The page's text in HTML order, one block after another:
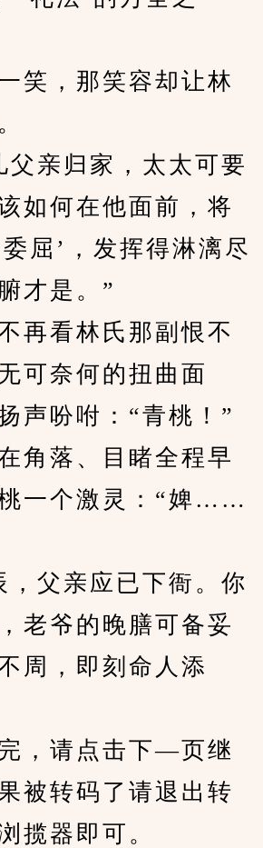
，那笑容却让林
亲归家，太太可要
如何在他面前，将
委屈’，发挥得淋漓尽
才是。”
看林氏那副恨不
可奈何的扭曲面
声吩咐：“青桃！”
落、目睹全程早
一个激灵：“婢……
父亲应已下衙。你
老爷的晚膳可备妥
周，即刻命人添
请点击下—页继
被转码了请退出转
揽器即可。